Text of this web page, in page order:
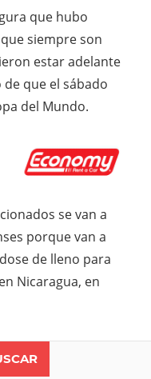
que hubo
siempre son
estar adelante
que el sábado
del Mundo.
se van a
porque van a
de lleno para
Nicaragua, en